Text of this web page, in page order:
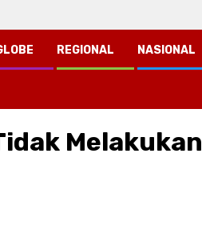
REGIONAL NASIONAL
Melakukan